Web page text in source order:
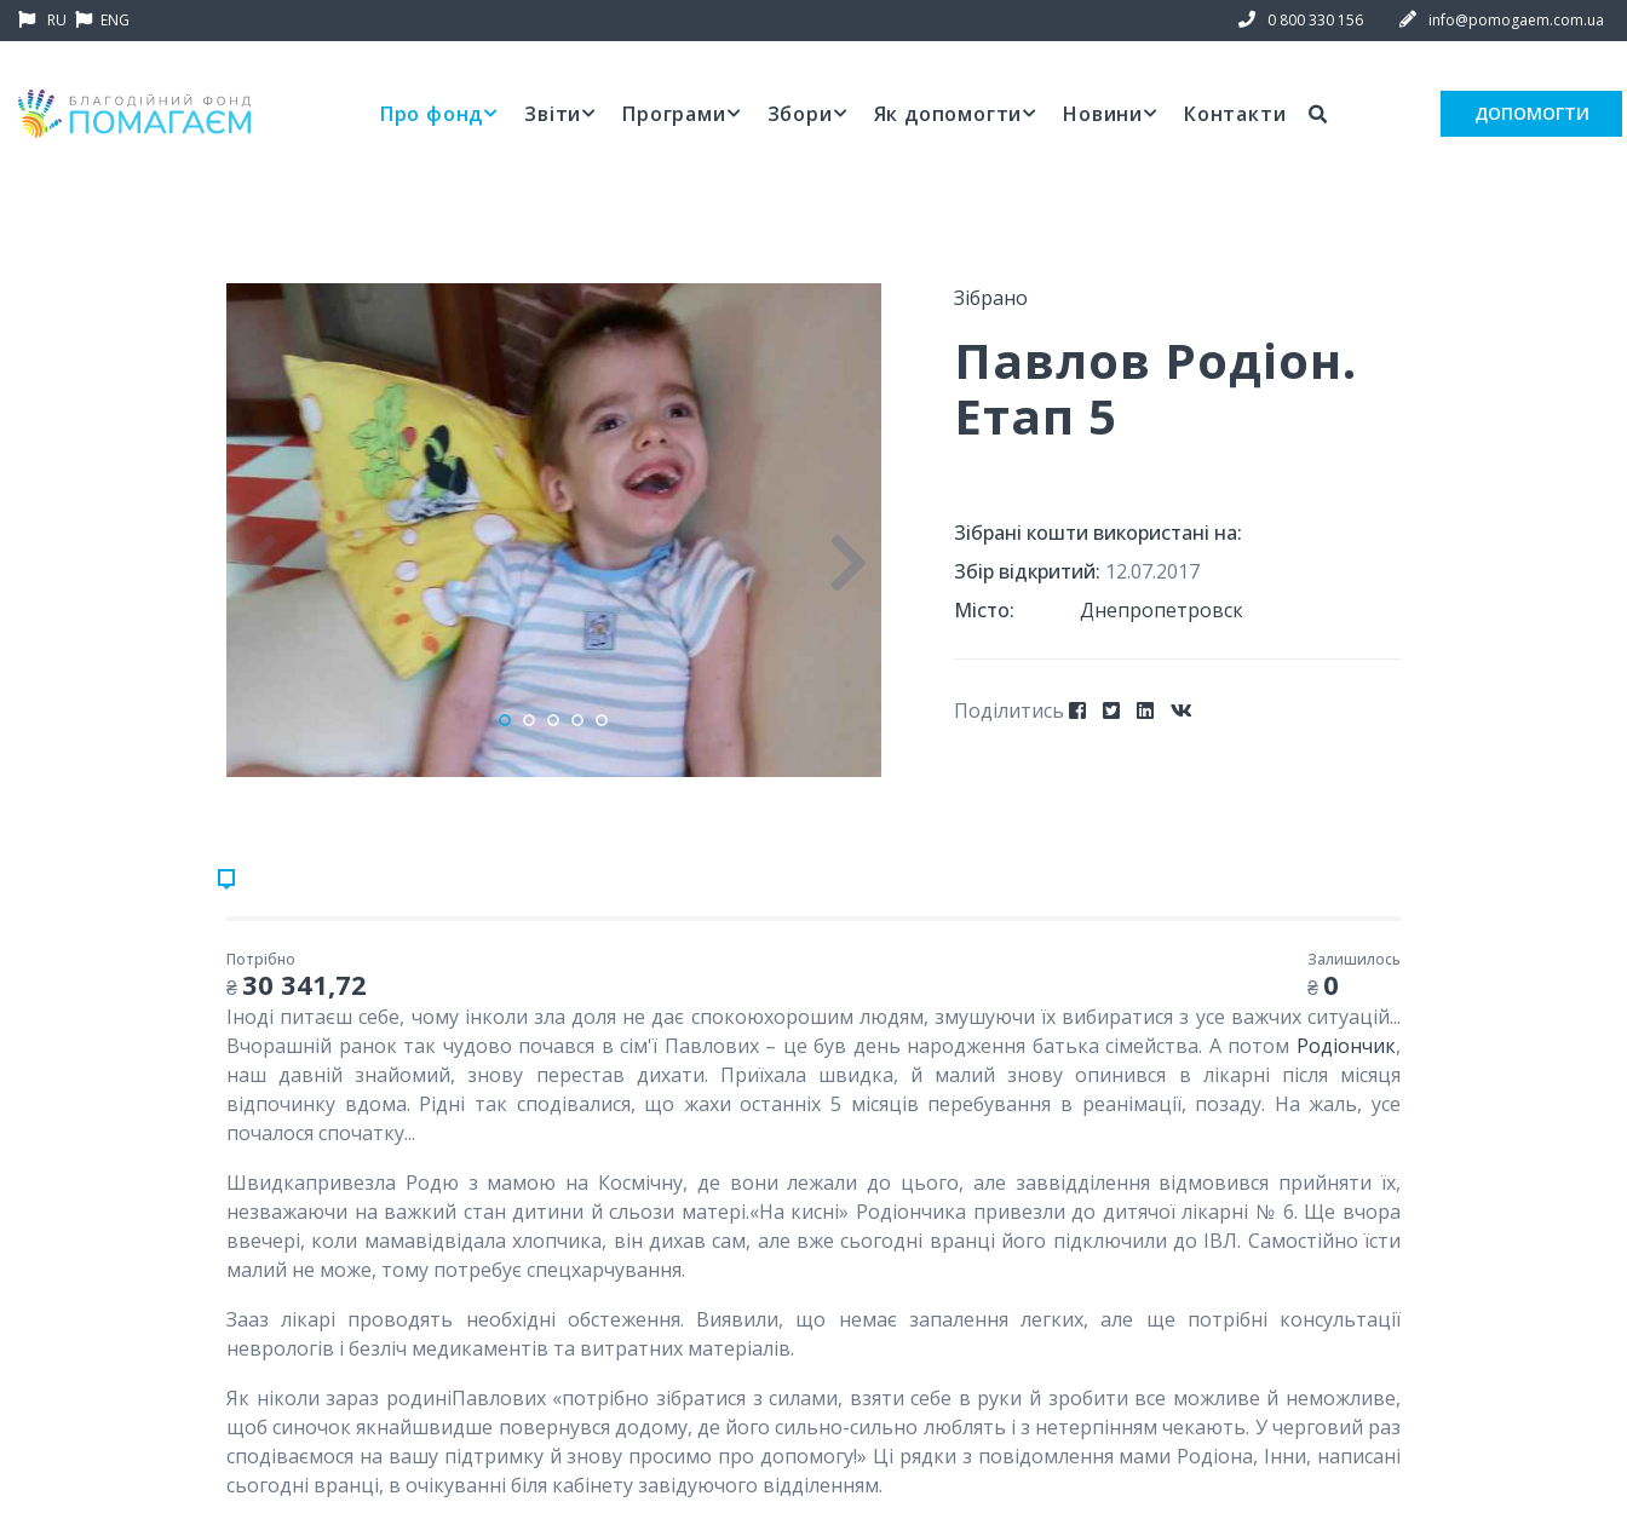
RU ENG 0 800 330 156 info@pomogaem.com.ua
Про фонд Звіти Програми Збори Як допомогти Новини Контакти ДОПОМОГТИ
Зібрано
Павлов Родіон.
Етап 5
Зібрані кошти використані на:
Збір відкритий: 12.07.2017
Місто:
Днепропетровск
Поділитись
Потрібно
₴ 30 341,72
Залишилось
₴ 0
Іноді питаєш себе, чому інколи зла доля не дає спокоюхорошим людям, змушуючи їх вибиратися з усе важчих ситуацій...
Вчорашній ранок так чудово почався в сім'ї Павлових – це був день народження батька сімейства. А потом Родіончик,
наш давній знайомий, знову перестав дихати. Приїхала швидка, й малий знову опинився в лікарні після місяця
відпочинку вдома. Рідні так сподівалися, що жахи останніх 5 місяців перебування в реанімації, позаду. На жаль, усе
почалося спочатку...
Швидкапривезла Родю з мамою на Космічну, де вони лежали до цього, але заввідділення відмовився прийняти їх,
незважаючи на важкий стан дитини й сльози матері.«На кисні» Родіончика привезли до дитячої лікарні № 6. Ще вчора
ввечері, коли мамавідвідала хлопчика, він дихав сам, але вже сьогодні вранці його підключили до ІВЛ. Самостійно їсти
малий не може, тому потребує спецхарчування.
Зааз лікарі проводять необхідні обстеження. Виявили, що немає запалення легких, але ще потрібні консультації
неврологів і безліч медикаментів та витратних матеріалів.
Як ніколи зараз родиніПавлових «потрібно зібратися з силами, взяти себе в руки й зробити все можливе й неможливе,
щоб синочок якнайшвидше повернувся додому, де його сильно-сильно люблять і з нетерпінням чекають. У черговий раз
сподіваємося на вашу підтримку й знову просимо про допомогу!» Ці рядки з повідомлення мами Родіона, Інни, написані
сьогодні вранці, в очікуванні біля кабінету завідуючого відділенням.